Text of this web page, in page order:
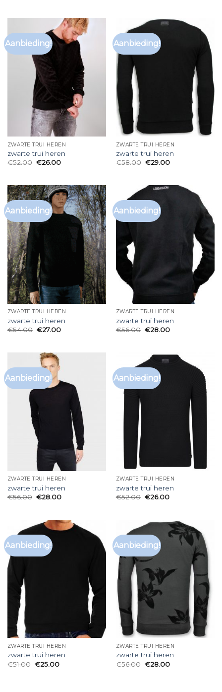
Aanbieding!
ZWARTE TRUI HEREN
zwarte trui heren
€52.00 €26.00
Aanbieding!
ZWARTE TRUI HEREN
zwarte trui heren
€58.00 €29.00
Aanbieding!
ZWARTE TRUI HEREN
zwarte trui heren
€54.00 €27.00
Aanbieding!
ZWARTE TRUI HEREN
zwarte trui heren
€56.00 €28.00
Aanbieding!
ZWARTE TRUI HEREN
zwarte trui heren
€56.00 €28.00
Aanbieding!
ZWARTE TRUI HEREN
zwarte trui heren
€52.00 €26.00
Aanbieding!
ZWARTE TRUI HEREN
zwarte trui heren
€51.00 €25.00
Aanbieding!
ZWARTE TRUI HEREN
zwarte trui heren
€56.00 €28.00